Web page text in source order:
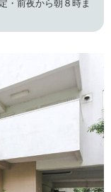
・前夜から朝８時ま